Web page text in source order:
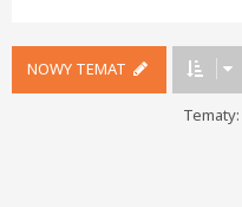
NOWY TEMAT